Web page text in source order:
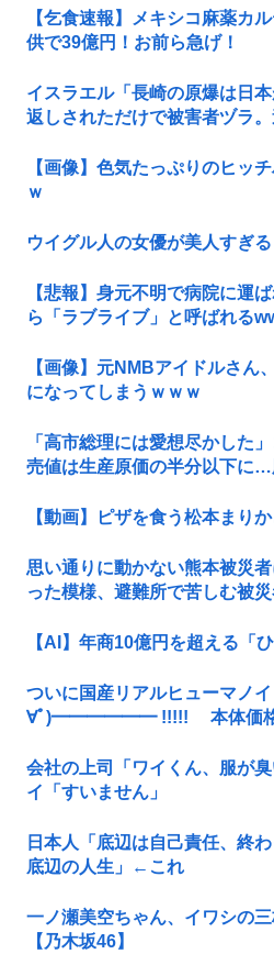
【乞食速報】メキシコ麻薬カ
供で39億円！お前ら急げ！
イスラエル「長崎の原爆は日
返しされただけで被害者ヅラ
【画像】色気たっぷりのヒッ
ｗ
ウイグル人の女優が美人すぎる
【悲報】身元不明で病院に運
ら「ラブライブ」と呼ばれる
【画像】元NMBアイドルさ
になってしまうｗｗｗ
「高市総理には愛想尽かした
売値は生産原価の半分以下に
【動画】ピザを食う松本まり
思い通りに動かない熊本被災
った模様、避難所で苦しむ被
【AI】年商10億円を超える「
ついに国産リアルヒューマ
∀ﾟ)━━━━━━ !!!!! 本体価格
会社の上司「ワイくん、服が
イ「すいません」
日本人「底辺は自己責任、終
底辺の人生」←これ
一ノ瀬美空ちゃん、イワシの
【乃木坂46】